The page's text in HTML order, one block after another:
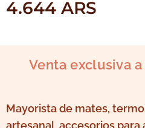
4.644 ARS
Venta exclusiva
Mayorista de mates,
artesanal, accesorios para